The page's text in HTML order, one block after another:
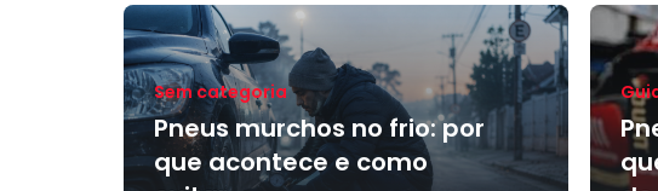
Sem categoria
Pneus murchos no frio: por
que acontece e como